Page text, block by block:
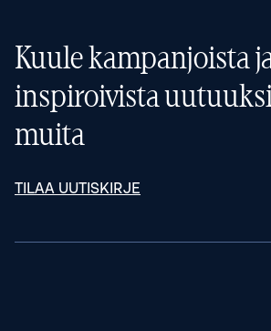
Kuule kampanjoista
inspiroivista
muita
TILAA UUTISKIRJE